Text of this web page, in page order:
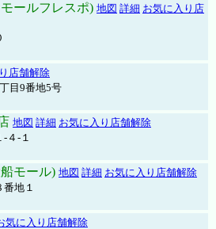
ールフレスポ) 地図 詳細 お気に入り店
店舗解除
目9番地5号
地図 詳細 お気に入り店舗解除
４-１
モール) 地図 詳細 お気に入り店舗解除
地１
気に入り店舗解除